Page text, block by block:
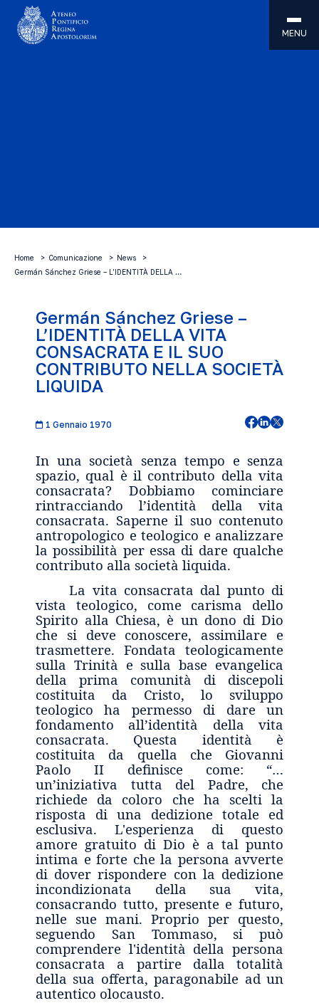
MENU
Home Comunicazione
News
Germán Sánchez Griese – L’IDENTITÀ DELLA …
Germán Sánchez Griese –
L’IDENTITÀ DELLA VITA
CONSACRATA E IL SUO
CONTRIBUTO NELLA SOCIETÀ
LIQUIDA
1 Gennaio 1970
In una società senza tempo e senza
spazio, qual è il contributo della vita
consacrata? Dobbiamo cominciare
rintracciando l’identità della vita
consacrata. Saperne il suo contenuto
antropologico e teologico e analizzare
la possibilità per essa di dare qualche
contributo alla società liquida.
La vita consacrata dal punto di
vista teologico, come carisma dello
Spirito alla Chiesa, è un dono di Dio
che si deve conoscere, assimilare e
trasmettere. Fondata teologicamente
sulla Trinità e sulla base evangelica
della prima comunità di discepoli
costituita da Cristo, lo sviluppo
teologico ha permesso di dare un
fondamento all’identità della vita
consacrata. Questa identità è
costituita da quella che Giovanni
Paolo II definisce come: “…
un’iniziativa tutta del Padre, che
richiede da coloro che ha scelti la
risposta di una dedizione totale ed
esclusiva. L'esperienza di questo
amore gratuito di Dio è a tal punto
intima e forte che la persona avverte
di dover rispondere con la dedizione
incondizionata della sua vita,
consacrando tutto, presente e futuro,
nelle sue mani. Proprio per questo,
seguendo San Tommaso, si può
comprendere l'identità della persona
consacrata a partire dalla totalità
della sua offerta, paragonabile ad un
autentico olocausto.